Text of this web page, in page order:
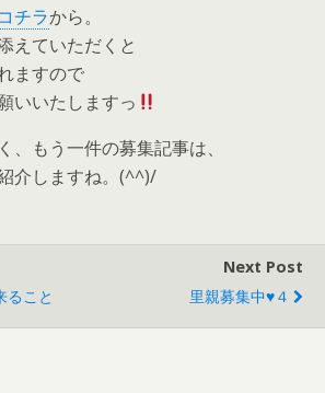
コチラから。
えていただくと
ますので
いいたしますっ
、もう一件の募集記事は、
介しますね。(^^)/
ること
Next Post
里親募集中♥４